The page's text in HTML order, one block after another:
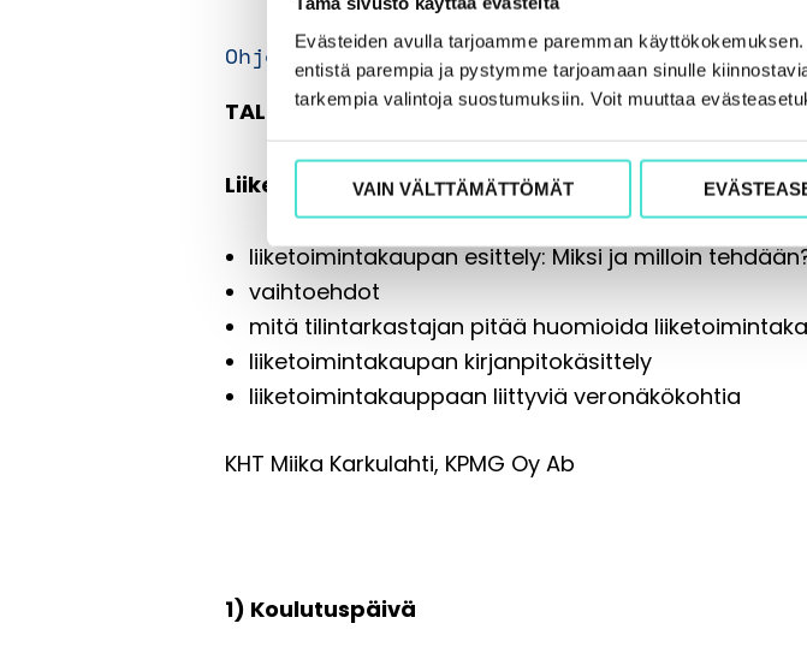
Evästeiden avulla tarjoamme paremman
entistä parempia ja pystymme tarjoamaan sinulle
tarkempia valintoja suostumuksiin. Voit muuttaa
VAIN VÄLTTÄMÄTTÖMÄT
Ohjelma
TALLENNE:
Liiketoimintakauppa
liiketoimintakaupan esittely: Miksi ja milloin
vaihtoehdot
mitä tilintarkastajan pitää huomioida
liiketoimintakaupan kirjanpitokäsittely
liiketoimintakauppaan liittyviä veronäkökohtia
KHT Miika Karkulahti, KPMG Oy Ab
1) Koulutuspäivä